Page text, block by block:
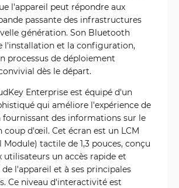
l'appareil peut répondre aux
passante des infrastructures
génération. Son Bluetooth
l'installation et la configuration,
processus de déploiement
dès le départ.
Enterprise est équipé d'un
qui améliore l'expérience de
des informations sur le
coup d'œil. Cet écran est un LCM
Module) tactile de 1,3 pouces, conçu
un accès rapide et
l'appareil et à ses principales
Ce niveau d'interactivité est